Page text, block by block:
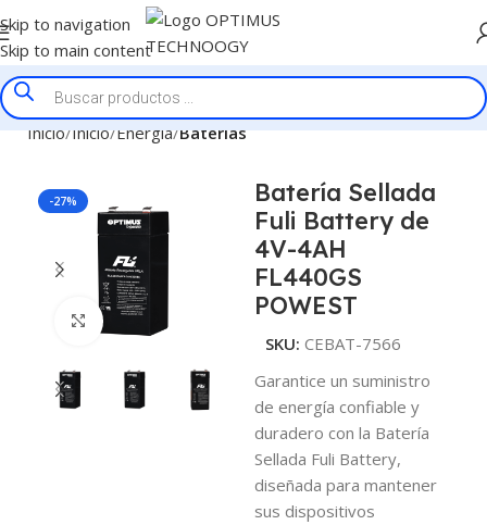
Skip to navigation
Skip to main content
Inicio Inicio Energía Baterías
-27%
Click to enlarge
Batería Sellada
Fuli Battery de
4V-4AH
FL440GS
POWEST
SKU: CEBAT-7566
Garantice un suministro
de energía confiable y
duradero con la Batería
Sellada Fuli Battery,
diseñada para mantener
sus dispositivos